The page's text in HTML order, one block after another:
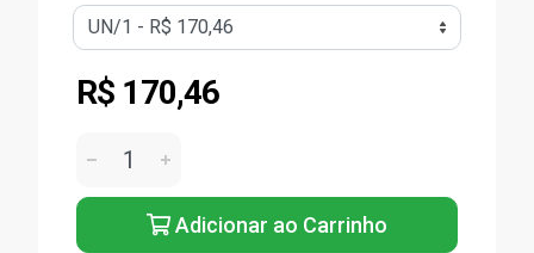
R$ 170,46
Adicionar ao Carrinho